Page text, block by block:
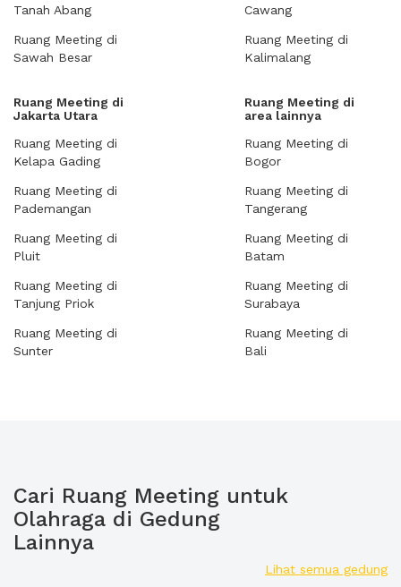
Tanah Abang
Ruang Meeting di
Sawah Besar
Cawang
Ruang Meeting di
Kalimalang
Ruang Meeting di
Jakarta Utara
Ruang Meeting di
Kelapa Gading
Ruang Meeting di
Pademangan
Ruang Meeting di
Pluit
Ruang Meeting di
Tanjung Priok
Ruang Meeting di
Sunter
Ruang Meeting di
area lainnya
Ruang Meeting di
Bogor
Ruang Meeting di
Tangerang
Ruang Meeting di
Batam
Ruang Meeting di
Surabaya
Ruang Meeting di
Bali
Cari Ruang Meeting untuk
Olahraga di Gedung
Lainnya
Lihat semua gedung